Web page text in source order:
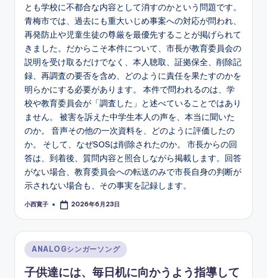
とも学校に不都合な内容として消すのかという問題です。
青梅市では、過去にも重大いじめ事案への対応が問われ、
再発防止や児童生徒の尊厳を最優先することが掲げられて
きました。だからこそ本件について、市長が教育委員会の
説明を受け取るだけでなく、本人聴取、証拠保全、削除記
録、再調査の要否を含め、どのように責任を果たすのかを
明らかにする必要があります。 本件で問われるのは、学
校や教育委員会が「調査した」と述べていることではあり
ません。 被害を訴えた中学生本人の声を、本当に聞いた
のか。 音声その他の一次資料を、どのように評価したの
か。 そして、なぜSOSは削除されたのか。 市長からの回
答は、到着後、質問内容と照合しながら掲載します。回答
がない場合、教育委員会への転送のみで市長自身の判断が
示されない場合も、その事実を記録します。
Posted
小西寛子 2026年6月23日
Posted
in
ANALOGシンガーソング
子供達には、毎日机に向かうよう指導して